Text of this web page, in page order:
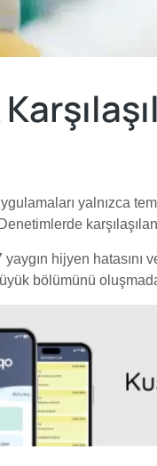
yalnızca
yaygın hijyen
bölümünü